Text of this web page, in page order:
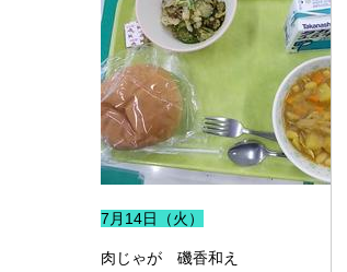
7月14日（火）
肉じゃが 磯香和え